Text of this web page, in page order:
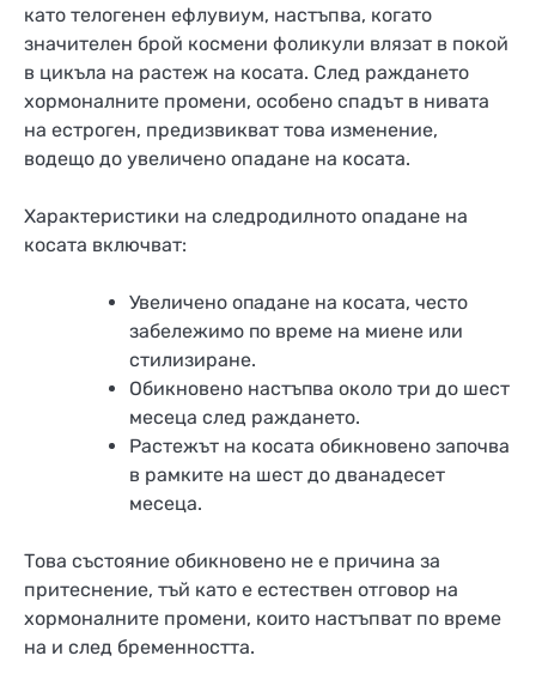
като телогенен ефлувиум, настъпва, когато
значителен брой космени фоликули влязат в покой
в цикъла на растеж на косата. След раждането
хормоналните промени, особено спадът в нивата
на естроген, предизвикват това изменение,
водещо до увеличено опадане на косата.
Характеристики на следродилното опадане на
косата включват:
Увеличено опадане на косата, често
забележимо по време на миене или
стилизиране.
Обикновено настъпва около три до шест
месеца след раждането.
Растежът на косата обикновено започва
в рамките на шест до дванадесет
месеца.
Това състояние обикновено не е причина за
притеснение, тъй като е естествен отговор на
хормоналните промени, които настъпват по време
на и след бременността.